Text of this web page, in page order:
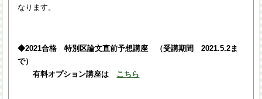
なります。
◆2021合格 特別区論文直前予想講座 （受講期間 2021.5.2ま
で）
有料オプション講座は
こちら